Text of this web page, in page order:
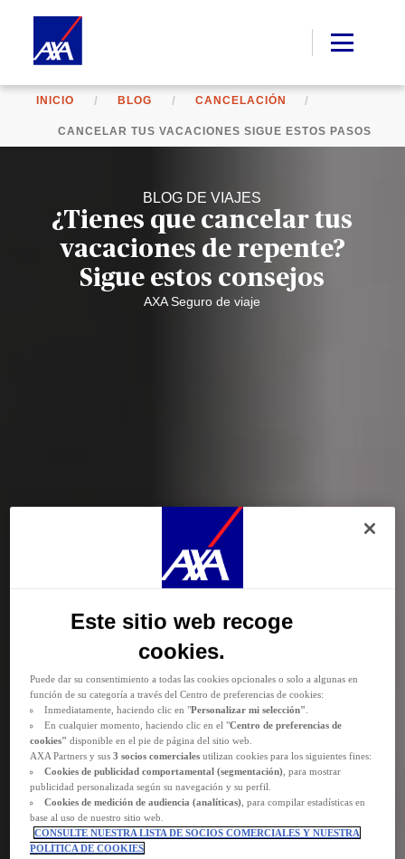
INICIO BLOG CANCELACIÓN
CANCELAR TUS VACACIONES SIGUE ESTOS PASOS
BLOG DE VIAJES
¿Tienes que cancelar tus
vacaciones de repente?
Sigue estos consejos
AXA Seguro de viaje
Este sitio web recoge
cookies.
Durante la navegación por este sitio web se depositan
(estrictamente necesarias). También puede consentir el depósito de
cookies opcionales, ya sea por parte de AXA Partners o de terceros proveedores,
para los fines descritos a continuación.
la navegación por el sitio web. AXA Partners o terceros proveedores pueden
depositar cookies opcionales para los fines que se indican a continuación.
aceptarorechazarel
Puede dar su consentimiento a todas las cookies opcionales o solo a algunas en
función de su categoría a través del Centro de preferencias de cookies:
Inmediatamente, haciendo clic en "Personalizar mi selección"
En cualquier momento, haciendo clic en el "Centro de preferencias de
cookies" disponible en el pie de página del sitio web.
AXA Partners y sus3 socios comerciales utilizan cookies para los siguientes fines:
Cookies de publicidad comportamental (segmentación), para mostrar
publicidad personalizada según su navegación y su perfil.
Cookies de medición de audiencia (analíticas), para compilar estadísticas en
base al uso de nuestro sitio web.
CONSULTE NUESTRA LISTA DE SOCIOS COMERCIALES Y NUESTRA
POLÍTICA DE COOKIES